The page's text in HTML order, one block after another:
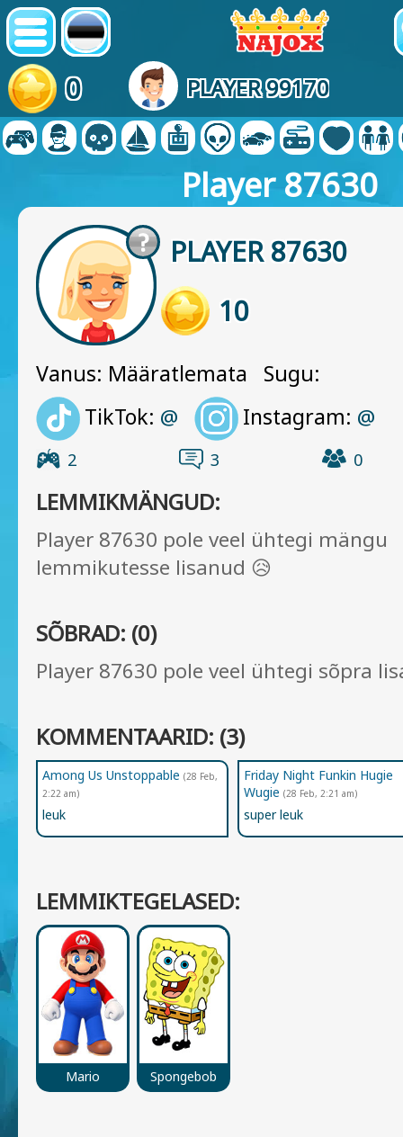
0 PLAYER 99170
Player 87630
PLAYER 87630
10
Vanus: Määratlemata Sugu:
TikTok: @ Instagram: @
2 3 0
LEMMIKMÄNGUD:
Player 87630 pole veel ühtegi mängu
lemmikutesse lisanud 😥
SÕBRAD: (0)
Player 87630 pole veel ühtegi sõpra
KOMMENTAARID: (3)
Among Us Unstoppable (28 Feb,
2:22 am)
leuk
Friday Night Funkin Hugie
Wugie (28 Feb, 2:21 am)
super leuk
LEMMIKTEGELASED:
Mario Spongebob